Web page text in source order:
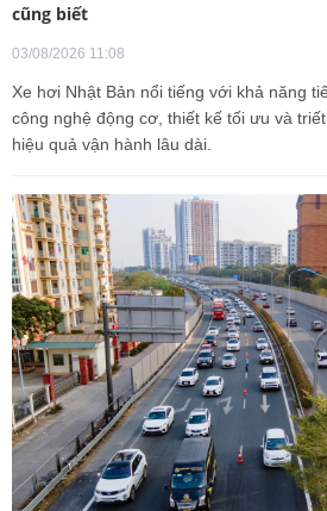
cũng biết
03/08/2026 11:08
Xe hơi Nhật Bản nổi tiếng với khả năng
công nghệ động cơ, thiết kế tối ưu và
hiệu quả vận hành lâu dài.